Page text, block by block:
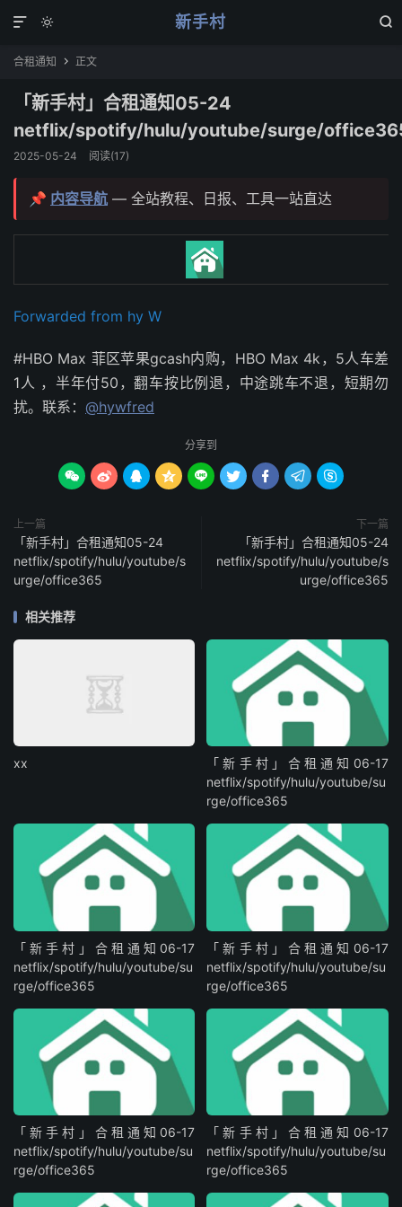
新手村 


合租通知  正文
「新手村」合租通知05-24
netflix/spotify/hulu/youtube/surge/
2025-05-24 阅读(17)
📌 内容导航 — 全站教程、日报、工具一站直达
Forwarded from hy W
#HBO Max 菲区苹果gcash内购，HBO Max 4k，5人车差
1人 ，半年付50，翻车按比例退，中途跳车不退，短期勿
扰。联系： @hywfred
分享到
        
上一篇
「新手村」合租通知05-24
netflix/spotify/hulu/youtube/s
urge/office365
下一篇
「新手村」合租通知05-24
netflix/spotify/hulu/youtube/s
urge/office365
相关推荐
xx
「新手村」合租通知06-17
netflix/spotify/hulu/youtube/su
rge/office365
「新手村」合租通知06-17
netflix/spotify/hulu/youtube/su
rge/office365
「新手村」合租通知06-17
netflix/spotify/hulu/youtube/su
rge/office365
「新手村」合租通知06-17
netflix/spotify/hulu/youtube/su
rge/office365
「新手村」合租通知06-17
netflix/spotify/hulu/youtube/su
rge/office365